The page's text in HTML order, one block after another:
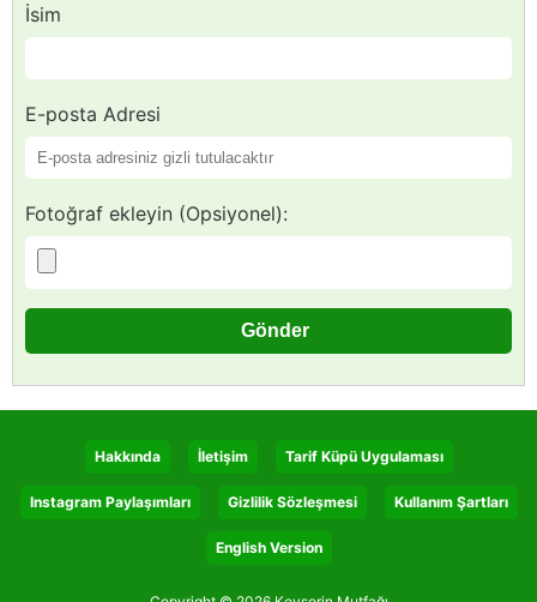
İsim
E-posta Adresi
Fotoğraf ekleyin (Opsiyonel):
Hakkında İletişim Tarif Küpü Uygulaması
Instagram Paylaşımları Gizlilik Sözleşmesi Kullanım Şartları
English Version